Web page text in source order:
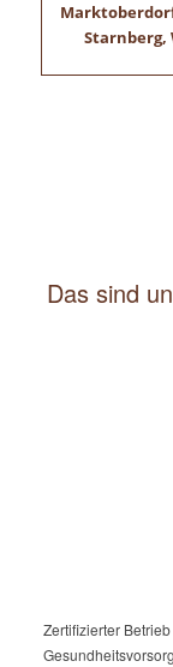
Starnberg,
Das sind
Zertifizierter